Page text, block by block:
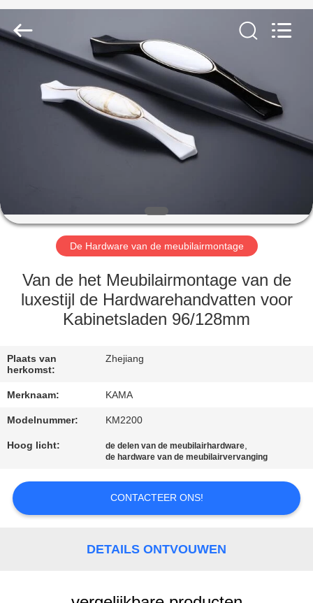
PRODUCTEN
FABRIEKSREIS
KWALITEITSCONTROLE
CONTACTEER
EEN
CITAAT
SITEMAP
INDUSTRY
Rights
Reserved.
Developed
De Hardware van de meubilairmontage
Van de het Meubilairmontage van de
luxestijl de Hardwarehandvatten voor
Kabinetsladen 96/128mm
Plaats van
herkomst:
Zhejiang
Merknaam: KAMA
Modelnummer: KM2200
Hoog licht: de delen van de meubilairhardware,
de hardware van de meubilairvervanging
CONTACTEER ONS!
DETAILS ONTVOUWEN